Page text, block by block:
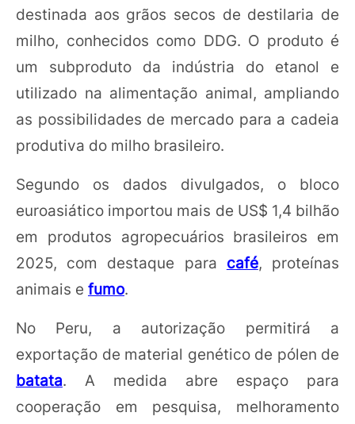
destinada aos grãos secos de destilaria de
milho, conhecidos como DDG. O produto é
um subproduto da indústria do etanol e
utilizado na alimentação animal, ampliando
as possibilidades de mercado para a cadeia
produtiva do milho brasileiro.
Segundo os dados divulgados, o bloco
euroasiático importou mais de US$ 1,4 bilhão
em produtos agropecuários brasileiros em
2025, com destaque para café, proteínas
animais e fumo.
No Peru, a autorização permitirá a
exportação de material genético de pólen de
batata. A medida abre espaço para
cooperação em pesquisa, melhoramento